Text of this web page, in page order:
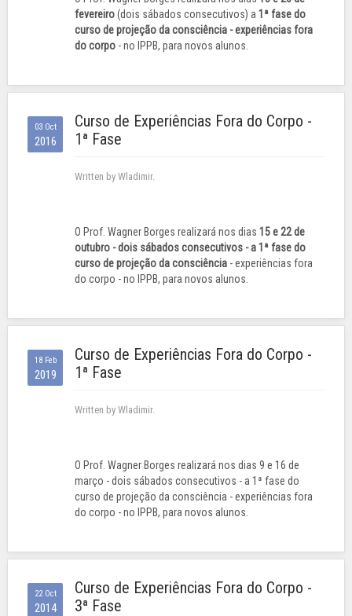
fevereiro(dois sábados consecutivos) a 1ª fase do
curso de projeção da consciência - experiências fora
do corpo - no IPPB, para novos alunos.
03 Oct
2016
Curso de Experiências Fora do Corpo -
1ª Fase
Written by Wladimir.
O Prof. Wagner Borges realizará nos dias 15 e 22 de
outubro - dois sábados consecutivos - a 1ª fase do
curso de projeção da consciência - experiências fora
do corpo - no IPPB, para novos alunos.
18 Feb
2019
Curso de Experiências Fora do Corpo -
1ª Fase
Written by Wladimir.
O Prof. Wagner Borges realizará nos dias 9 e 16 de
março - dois sábados consecutivos - a 1ª fase do
curso de projeção da consciência - experiências fora
do corpo - no IPPB, para novos alunos.
22 Oct
2014
Curso de Experiências Fora do Corpo -
3ª Fase